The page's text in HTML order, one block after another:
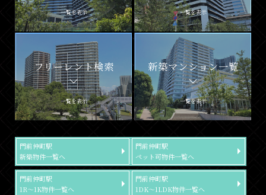
一覧を表示 一覧を表示
フリーレント検索
一覧を表示
新築マンション一覧
一覧を表示
門前仲町駅
新築物件一覧へ
門前仲町駅
ペット可物件一覧へ
門前仲町駅
1R～1K物件一覧へ
門前仲町駅
1DK～1LDK物件一覧へ